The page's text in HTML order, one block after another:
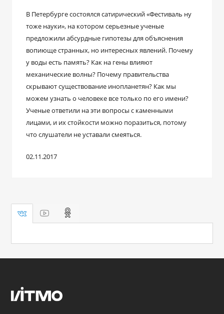
В Петербурге состоялся сатирический «Фестиваль ну
тоже науки», на котором серьезные ученые
предложили абсурдные гипотезы для объяснения
вопиюще странных, но интересных явлений. Почему
у воды есть память? Как на гены влияют
механические волны? Почему правительства
скрывают существование инопланетян? Как мы
можем узнать о человеке все только по его имени?
Ученые ответили на эти вопросы с каменными
лицами, и их стойкости можно поразиться, потому
что слушатели не уставали смеяться.
02.11.2017